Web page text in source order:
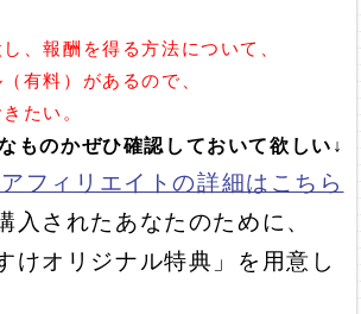
、報酬を得る方法について、
有料）があるので、
たい。
ものかぜひ確認しておいて欲しい↓
フィリエイトの詳細はこちら
入されたあなたのために、
けオリジナル特典」を用意し